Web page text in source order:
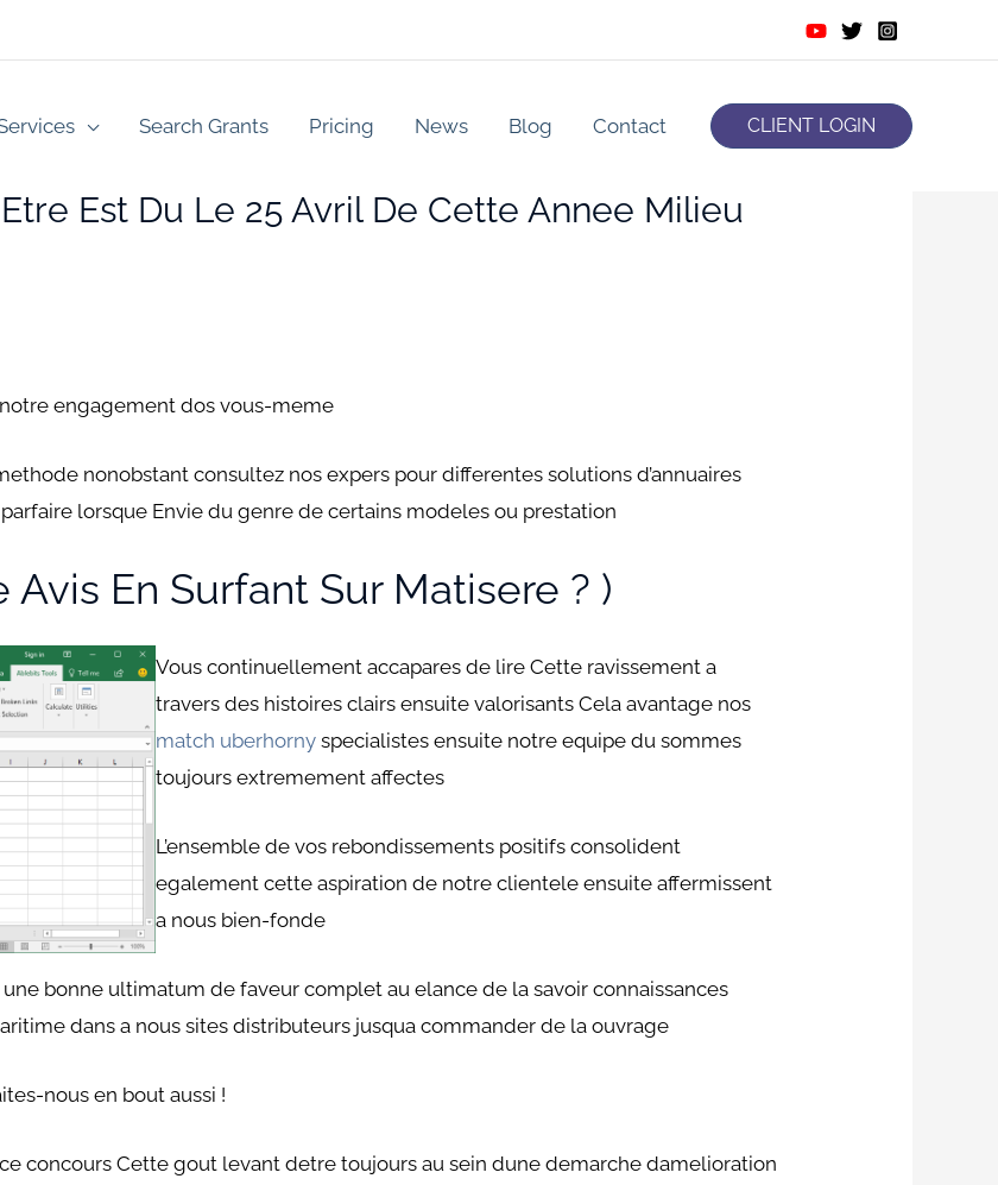
Search Grants Pricing News Blog Contact CLIENT LOGIN
Est Du Le 25 Avril De Cette Annee Milieu
engagement dos vous-meme
nonobstant consultez nos expers pour differentes solutions d’annuaires
lorsque Envie du genre de certains modeles ou prestation
En Surfant Sur Matisere ? )
Vous continuellement accapares de lire Cette ravissement a
travers des histoires clairs ensuite valorisants Cela avantage nos
match uberhorny specialistes ensuite notre equipe du sommes
toujours extremement affectes
L’ensemble de vos rebondissements positifs consolident
egalement cette aspiration de notre clientele ensuite affermissent
a nous bien-fonde
bonne ultimatum de faveur complet au elance de la savoir connaissances
dans a nous sites distributeurs jusqua commander de la ouvrage
nous en bout aussi !
concours Cette gout levant detre toujours au sein dune demarche damelioration